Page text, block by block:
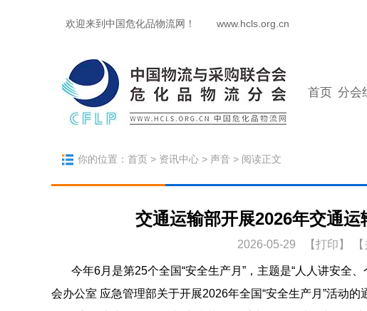
欢迎来到中国危化品物流网！ www.hcls.org.cn
首页 分会
你的位置： 首页 > 资讯中心 > 声音 > 阅读正文
交通运输部开展2026年交通
2026-05-29 【打印 】
今年6月是第25个全国“安全生产月”，主题是“人人讲安
会办公室 应急管理部关于开展2026年全国“安全生产月”活动